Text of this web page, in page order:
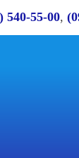
540-55-00,